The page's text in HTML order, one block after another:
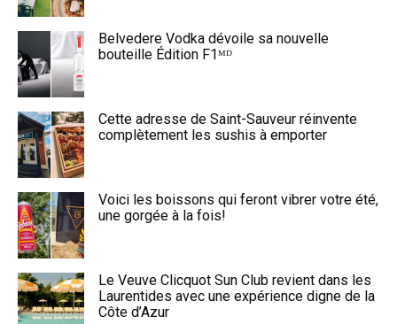
Belvedere Vodka dévoile sa nouvelle
bouteille Édition F1ᴹᴰ
Cette adresse de Saint-Sauveur réinvente
complètement les sushis à emporter
Voici les boissons qui feront vibrer votre été,
une gorgée à la fois!
Le Veuve Clicquot Sun Club revient dans les
Laurentides avec une expérience digne de la
Côte d’Azur